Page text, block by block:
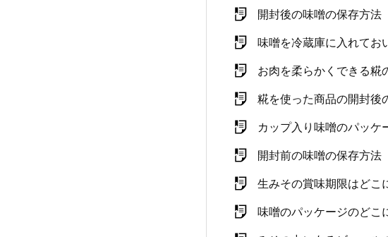
開封後の味噌の保存方法
味噌を冷蔵庫に入れてお
お肉を柔らかくできる糀
糀を使った商品の開封後
カップ入り味噌のパッケ
開封前の味噌の保存方法
生みその賞味期限はどこ
味噌のパッケージのどこ